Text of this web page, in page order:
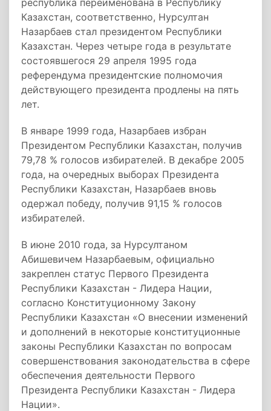
республика переименована в Республику
Казахстан, соответственно, Нурсултан
Назарбаев стал президентом Республики
Казахстан. Через четыре года в результате
состоявшегося 29 апреля 1995 года
референдума президентские полномочия
действующего президента продлены на пять
лет.
В январе 1999 года, Назарбаев избран
Президентом Республики Казахстан, получив
79,78 % голосов избирателей. В декабре 2005
года, на очередных выборах Президента
Республики Казахстан, Назарбаев вновь
одержал победу, получив 91,15 % голосов
избирателей.
В июне 2010 года, за Нурсултаном
Абишевичем Назарбаевым, официально
закреплен статус Первого Президента
Республики Казахстан - Лидера Нации,
согласно Конституционному Закону
Республики Казахстан «О внесении изменений
и дополнений в некоторые конституционные
законы Республики Казахстан по вопросам
совершенствования законодательства в сфере
обеспечения деятельности Первого
Президента Республики Казахстан - Лидера
Нации».